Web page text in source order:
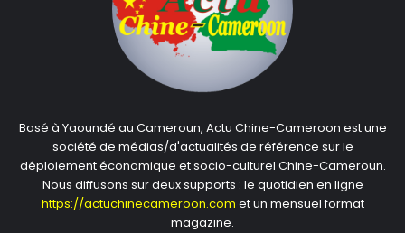
Basé à Yaoundé au Cameroun, Actu Chine-Cameroon est une
société de médias/d'actualités de référence sur le
déploiement économique et socio-culturel Chine-Cameroun.
Nous diffusons sur deux supports : le quotidien en ligne
https://actuchinecameroon.com et un mensuel format
magazine.